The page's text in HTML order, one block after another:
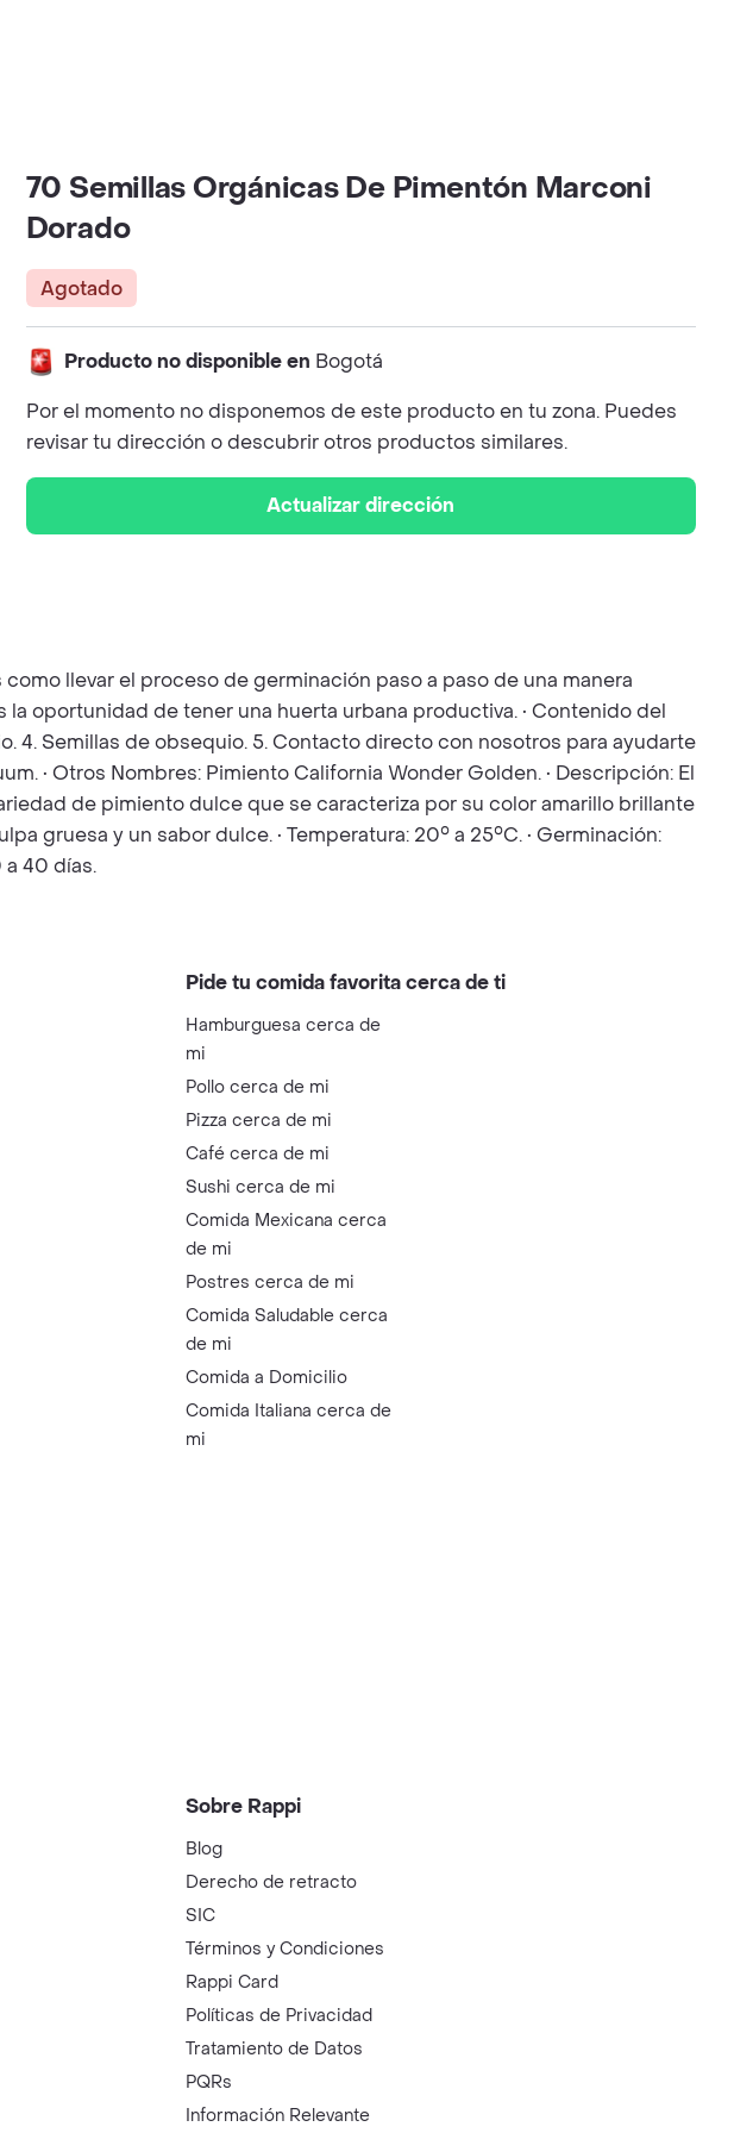
70 Semillas Orgánicas De Pimentón Marconi
Dorado
Agotado
Producto no disponible en Bogotá
Por el momento no disponemos de este producto en tu zona. Puedes
revisar tu dirección o descubrir otros productos similares.
Actualizar dirección
llevar el proceso de germinación paso a paso de una manera
oportunidad de tener una huerta urbana productiva. • Contenido del
4. Semillas de obsequio. 5. Contacto directo con nosotros para ayudarte
• Otros Nombres: Pimiento California Wonder Golden. • Descripción: El
de pimiento dulce que se caracteriza por su color amarillo brillante
gruesa y un sabor dulce. • Temperatura: 20° a 25°C. • Germinación:
a 40 días.
Pide tu comida favorita cerca de ti
Hamburguesa cerca de
mi
Pollo cerca de mi
Pizza cerca de mi
Café cerca de mi
Sushi cerca de mi
Comida Mexicana cerca
de mi
Postres cerca de mi
Comida Saludable cerca
de mi
Comida a Domicilio
Comida Italiana cerca de
mi
Sobre Rappi
Blog
Derecho de retracto
SIC
Términos y Condiciones
Rappi Card
Políticas de Privacidad
Tratamiento de Datos
PQRs
Información Relevante